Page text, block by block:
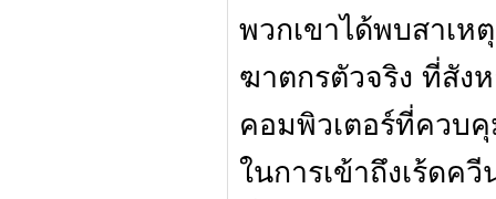
พวกเขาได้พบสาเห
ฆาตกรตัวจริง ที่สัง
คอมพิวเตอร์ที่ควบ
ในการเข้าถึงเร้ดค